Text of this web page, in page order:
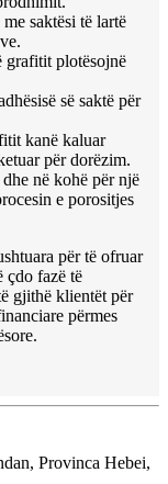
saktësi të lartë
grafitit plotësojnë
së saktë për
kanë kaluar
për dorëzim.
në kohë për një
e porositjes
për të ofruar
çdo fazë të
gjithë klientët për
përmes
Provinca Hebei,